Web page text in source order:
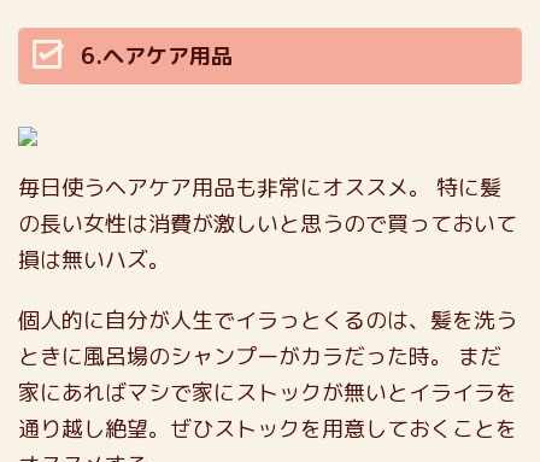
6.ヘアケア用品
毎日使うヘアケア用品も非常にオススメ。
特に髪
の長い女性は消費が激しいと思うので買っておいて
損は無いハズ。
個人的に自分が人生でイラっとくるのは、髪を洗う
ときに風呂場のシャンプーがカラだった時。
まだ
家にあればマシで家にストックが無いとイライラを
通り越し絶望。ぜひストックを用意しておくことを